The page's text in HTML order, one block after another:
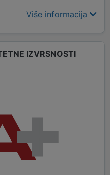
Više informacija
IZVRSNOSTI